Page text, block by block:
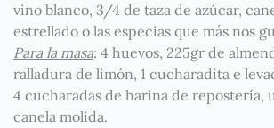
vino blanco, 3/4 de taza de azúcar,
estrellado o las especias que más nos
Para la masa: 4 huevos, 225gr de
ralladura de limón, 1 cucharadita e
4 cucharadas de harina de repostería,
canela molida.